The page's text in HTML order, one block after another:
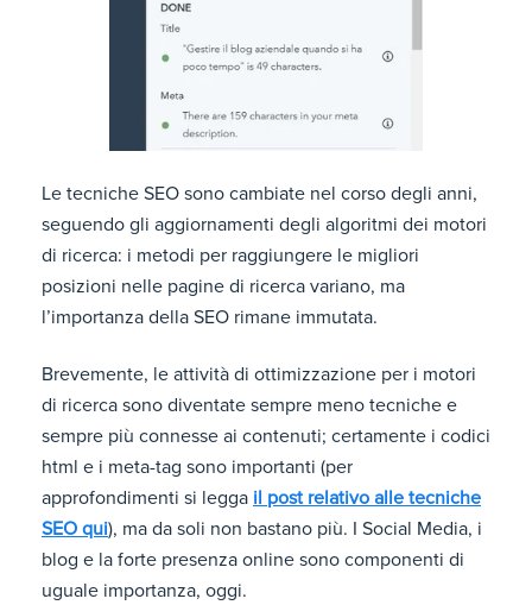
Le tecniche SEO sono cambiate nel corso degli anni,
seguendo gli aggiornamenti degli algoritmi dei motori
di ricerca: i metodi per raggiungere le migliori
posizioni nelle pagine di ricerca variano, ma
l’importanza della SEO rimane immutata.
Brevemente, le attività di ottimizzazione per i motori
di ricerca sono diventate sempre meno tecniche e
sempre più connesse ai contenuti; certamente i codici
html e i meta-tag sono importanti (per
approfondimenti si legga il post relativo alle tecniche
SEO qui), ma da soli non bastano più. I Social Media, i
blog e la forte presenza online sono componenti di
uguale importanza, oggi.